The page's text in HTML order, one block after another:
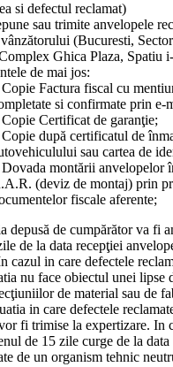
si defectul reclamat)
sau trimite anvelopele
(Bucuresti,
Ghica Plaza, Spatiu
de mai jos:
Factura fiscal cu
si confirmate prin e-
Certificat de garanţie;
după certificatul de
sau cartea de
montării anvelopelor
(deviz de montaj) prin
fiscale aferente;
depusă de cumpărător va fi
de la data recepţiei
cazul in care defectele
nu face obiectul unei lipse
de material sau de
in care defectele
fi trimise la expertizare. In
de 15 zile curge de la
de un organism tehnic